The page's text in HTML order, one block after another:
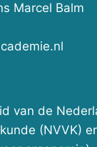
Marcel Balm
van de
(NVVK)